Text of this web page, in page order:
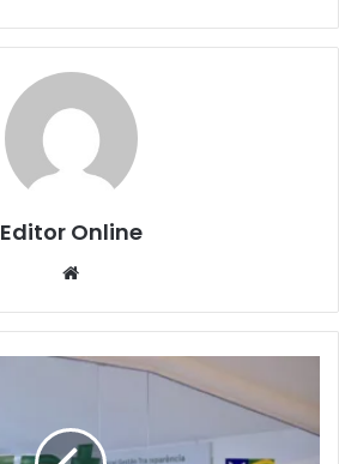
Editor Online